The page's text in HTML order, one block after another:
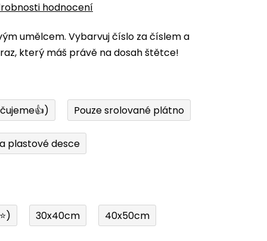
hodnocení
umělcem. Vybarvuj číslo za číslem a
který máš právě na dosah štětce!
Pouze srolované plátno
plastové desce
30x40cm 40x50cm